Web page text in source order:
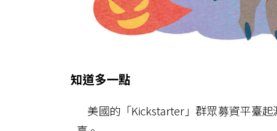
知道多一點
美國的「Kickstarter」群眾募資平臺